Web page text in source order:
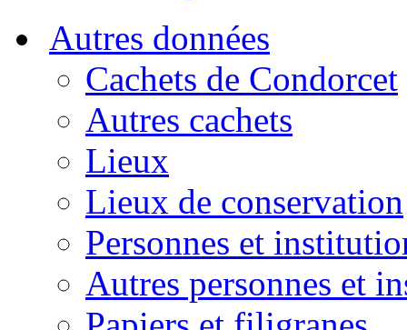
Autres données
Cachets de Condorcet
Autres cachets
Lieux
Lieux de conservation
Personnes et
Autres personnes et